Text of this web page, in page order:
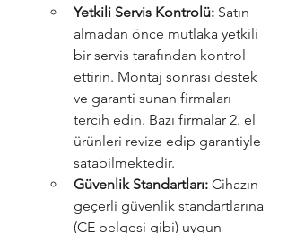
Yetkili Servis Kontrolü: Satın
almadan önce mutlaka yetkili
bir servis tarafından kontrol
ettirin. Montaj sonrası destek
ve garanti sunan firmaları
tercih edin. Bazı firmalar 2. el
ürünleri revize edip garantiyle
satabilmektedir.
Güvenlik Standartları: Cihazın
geçerli güvenlik standartlarına
(CE belgesi gibi) uygun